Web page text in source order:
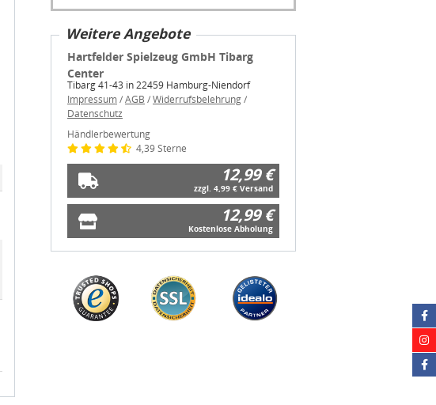
Weitere Angebote
Hartfelder Spielzeug GmbH Tibarg
Center
Tibarg 41-43 in 22459 Hamburg-Niendorf
Impressum/AGB /Widerrufsbelehrung/
Datenschutz
Händlerbewertung
4,39 Sterne
12,99 €
zzgl. 4,99 € Versand
12,99 €
Kostenlose Abholung